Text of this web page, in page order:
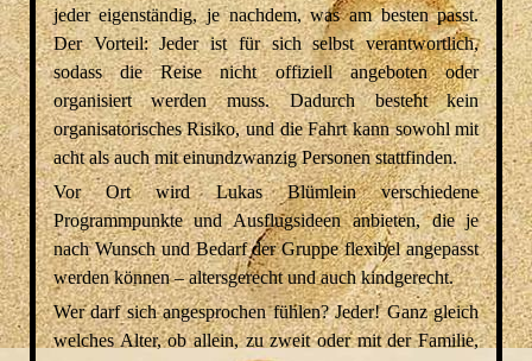
jeder eigenständig, je nachdem, was am besten passt.
Der Vorteil: Jeder ist für sich selbst verantwortlich,
sodass die Reise nicht offiziell angeboten oder
organisiert werden muss. Dadurch besteht kein
organisatorisches Risiko, und die Fahrt kann sowohl mit
acht als auch mit einundzwanzig Personen stattfinden.
Vor Ort wird Lukas Blümlein verschiedene
Programmpunkte und Ausflugsideen anbieten, die je
nach Wunsch und Bedarf der Gruppe flexibel angepasst
werden können – altersgerecht und auch kindgerecht.
Wer darf sich angesprochen fühlen? Jeder! Ganz gleich
welches Alter, ob allein, zu zweit oder mit der Familie,